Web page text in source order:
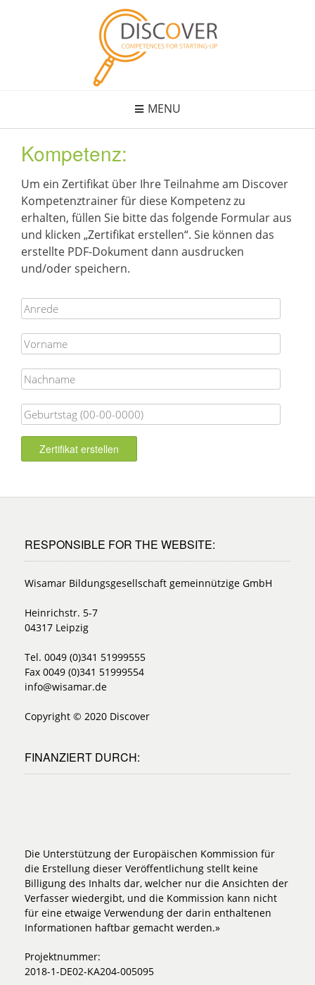
MENU
Kompetenz:
Um ein Zertifikat über Ihre Teilnahme am Discover
Kompetenztrainer für diese Kompetenz zu
erhalten, füllen Sie bitte das folgende Formular aus
und klicken „Zertifikat erstellen“. Sie können das
erstellte PDF-Dokument dann ausdrucken
und/oder speichern.
Zertifikat erstellen
RESPONSIBLE FOR THE WEBSITE:
Wisamar Bildungsgesellschaft gemeinnützige GmbH
Heinrichstr. 5-7
04317 Leipzig
Tel. 0049 (0)341 51999555
Fax 0049 (0)341 51999554
info@wisamar.de
Copyright © 2020 Discover
FINANZIERT DURCH:
Die Unterstützung der Europäischen Kommission für
die Erstellung dieser Veröffentlichung stellt keine
Billigung des Inhalts dar, welcher nur die Ansichten der
Verfasser wiedergibt, und die Kommission kann nicht
für eine etwaige Verwendung der darin enthaltenen
Informationen haftbar gemacht werden.»
Projektnummer:
2018-1-DE02-KA204-005095